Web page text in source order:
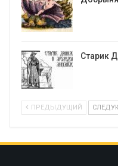
Старик
ПРЕДЫДУЩИЙ